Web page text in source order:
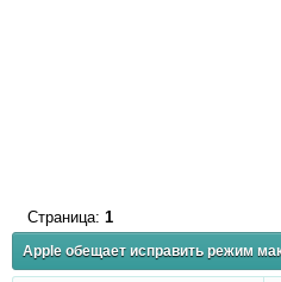
Apple обещает исправить режим
Страница: 1